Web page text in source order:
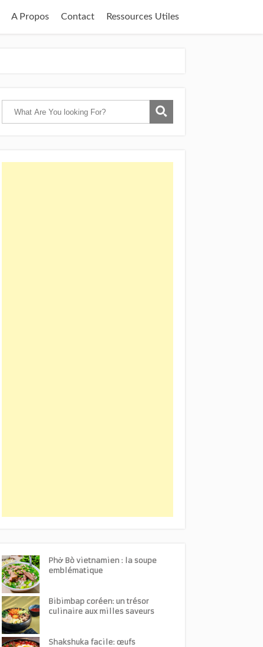
A Propos Contact Ressources Utiles
Phở Bò vietnamien : la soupe
emblématique
Bibimbap coréen: un trésor
culinaire aux milles saveurs
Shakshuka facile: œufs